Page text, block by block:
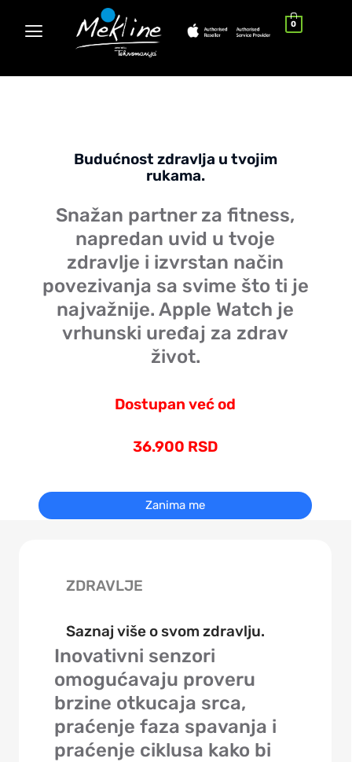
0
Budućnost zdravlja u tvojim
rukama.
Snažan partner za fitness,
napredan uvid u tvoje
zdravlje i izvrstan način
povezivanja sa svime što ti je
najvažnije. Apple Watch je
vrhunski uređaj za zdrav
život.
Dostupan već od
36.900 RSD
Zanima me
ZDRAVLJE
Saznaj više o svom zdravlju.
Inovativni senzori
omogućavaju proveru
brzine otkucaja srca,
praćenje faza spavanja i
praćenje ciklusa kako bi